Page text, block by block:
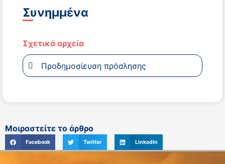
Συνημμένα
Σχετικά αρχεία
Προδημοσίευση πρόσλησης
Μοιραστείτε το άρθρο
Facebook Twitter LinkedIn